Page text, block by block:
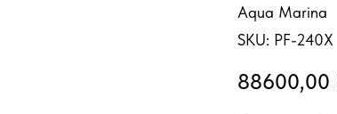
Aqua Marina
SKU: PF-240X
88600,00